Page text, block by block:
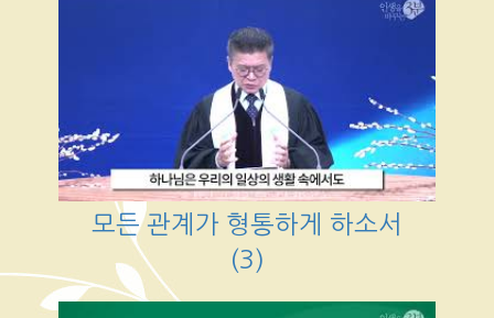
모든 관계가 형통하게 하소서
(3)